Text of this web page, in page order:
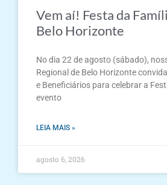
Vem aí! Festa da
Belo Horizonte
No dia 22 de agosto (sábado),
Regional de Belo Horizonte
e Beneficiários para celebrar a
evento
LEIA MAIS »
agosto 6, 2026